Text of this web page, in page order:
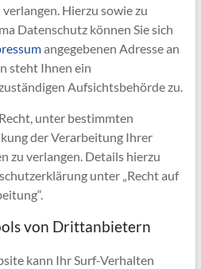
Hierzu sowie zu
Datenschutz können Sie sich
angegebenen Adresse an
steht Ihnen ein
Aufsichtsbehörde zu.
unter bestimmten
der Verarbeitung Ihrer
zu verlangen. Details hierzu
unter „Recht auf
von Drittanbietern
kann Ihr Surf-Verhalten